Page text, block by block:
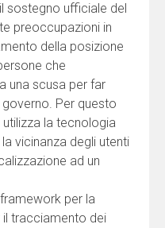
sostegno ufficiale del
preoccupazioni in
della posizione
che
una scusa per far
Per questo
la tecnologia
vicinanza degli utenti
ad un
per la
tracciamento dei